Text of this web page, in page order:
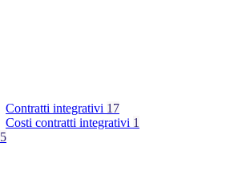
Contratti integrativi 17
Costi contratti integrativi 1
5